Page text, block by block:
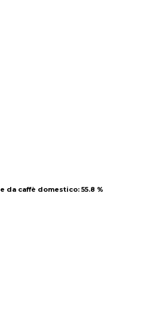
da caffè domestico: 55.8 %
da caffè domestico: 55.8 %